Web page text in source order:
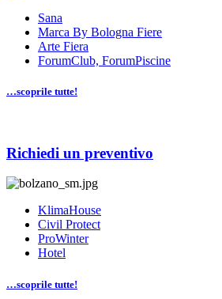
Sana
Marca By Bologna Fiere
Arte Fiera
ForumClub, ForumPiscine
…scoprile tutte!
Richiedi un preventivo
KlimaHouse
Civil Protect
ProWinter
Hotel
…scoprile tutte!